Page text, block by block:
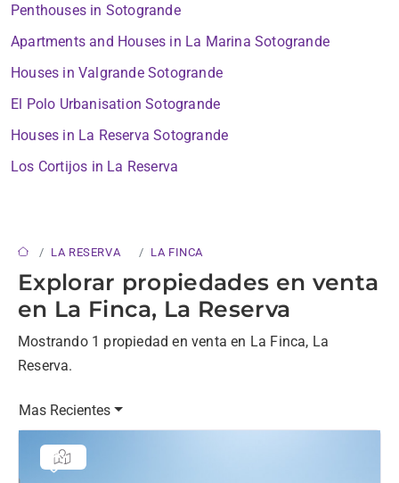
Penthouses in Sotogrande
Apartments and Houses in La Marina Sotogrande
Houses in Valgrande Sotogrande
El Polo Urbanisation Sotogrande
Houses in La Reserva Sotogrande
Los Cortijos in La Reserva
LA RESERVA LA FINCA
Explorar propiedades en venta
en La Finca, La Reserva
Mostrando 1 propiedad en venta en La Finca, La
Reserva.
Mas Recientes